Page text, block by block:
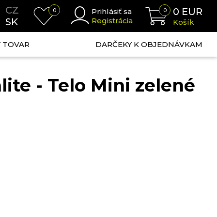
CZ
SK
0
Prihlásiť sa
Registrácia
0 0 EUR
Košík
TOVAR DARČEKY K OBJEDNÁVKAM
- Telo Mini zelené